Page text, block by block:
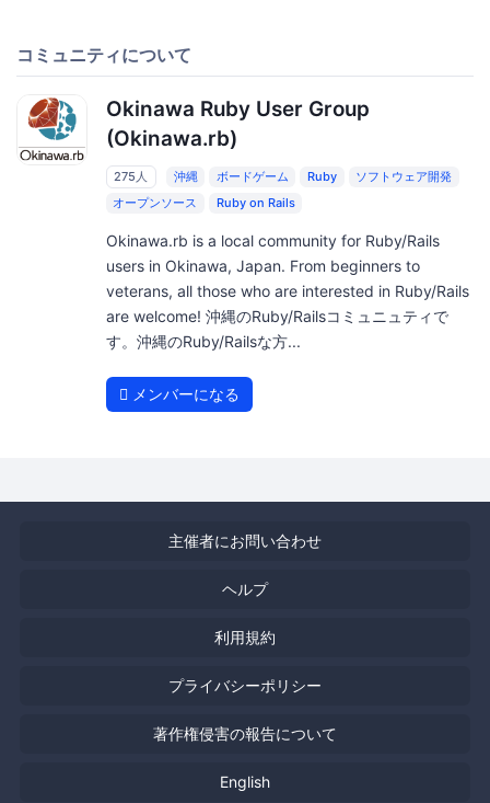
コミュニティについて
Okinawa Ruby User Group
(Okinawa.rb)
275人 沖縄 ボードゲーム Ruby
ソフトウェア開発
オープンソース
Ruby on Rails
Okinawa.rb is a local community for Ruby/Rails
users in Okinawa, Japan. From beginners to
veterans, all those who are interested in Ruby/Rails
are welcome! 沖縄のRuby/Railsコミュニュティで
す。沖縄のRuby/Railsな方...
メンバーになる
主催者にお問い合わせ
ヘルプ
利用規約
プライバシーポリシー
著作権侵害の報告について
English